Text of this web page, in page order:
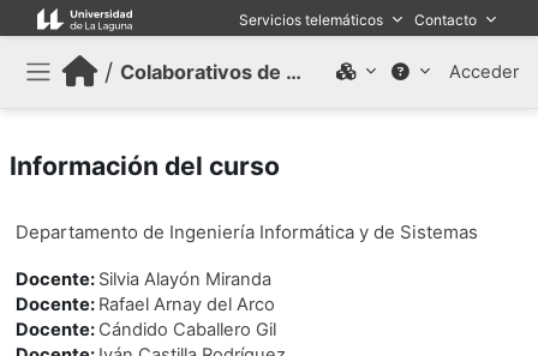
Salta al contenido principal Servicios telemáticos Contacto
/ Colaborativos de trabajo (Antiguo) Acceder
Información del curso
Departamento de Ingeniería Informática y de Sistemas
Docente: Silvia Alayón Miranda
Docente: Rafael Arnay del Arco
Docente: Cándido Caballero Gil